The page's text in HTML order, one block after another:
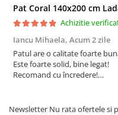
Achizitie
Iancu Mihaela, Acum 2 zile
Patul are o calitate foarte
Este foarte solid, bine legat!
Recomand cu încredere!
Newsletter Nu rata ofertele si